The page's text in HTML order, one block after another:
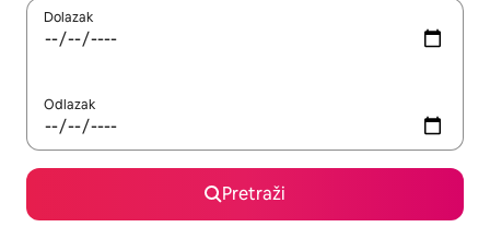
Dolazak
Odlazak
Pretraži